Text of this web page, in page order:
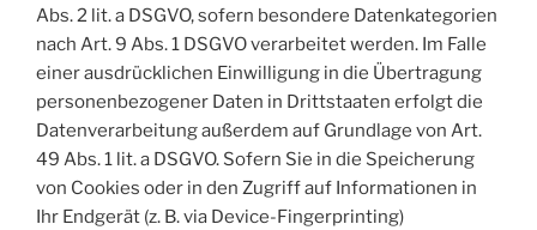
Abs. 2 lit. a DSGVO, sofern besondere Datenkategorien
nach Art. 9 Abs. 1 DSGVO verarbeitet werden. Im Falle
einer ausdrücklichen Einwilligung in die Übertragung
personenbezogener Daten in Drittstaaten erfolgt die
Datenverarbeitung außerdem auf Grundlage von Art.
49 Abs. 1 lit. a DSGVO. Sofern Sie in die Speicherung
von Cookies oder in den Zugriff auf Informationen in
Ihr Endgerät (z. B. via Device-Fingerprinting)